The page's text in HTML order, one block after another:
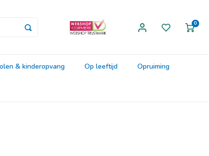
0
& kinderopvang Op leeftijd Opruiming